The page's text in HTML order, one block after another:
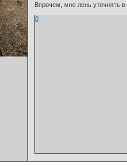
Впрочем, мне лень уточнять
0